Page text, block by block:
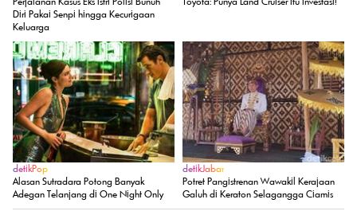
Diri Pakai Senpi hingga Kecurigaan
Keluarga
detikPop
Alasan Sutradara Potong Banyak
Adegan Telanjang di One Night Only
detikJabar
Potret Pangistrenan Wawakil Kerajaan
Galuh di Keraton Selagangga Ciamis